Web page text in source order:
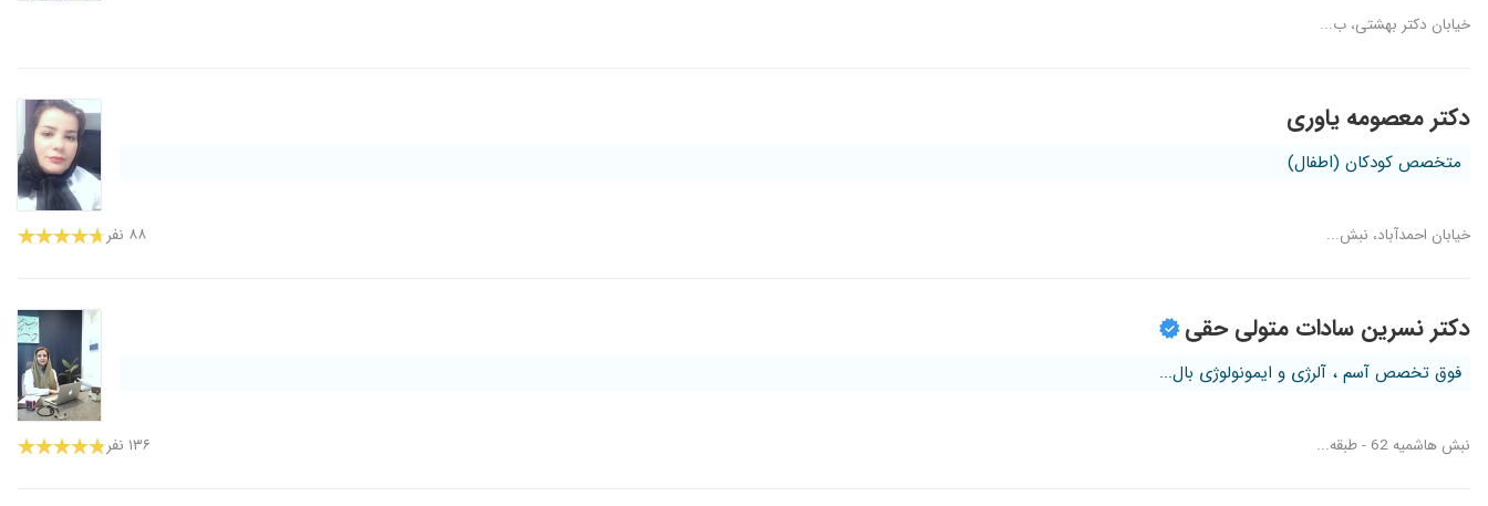
خیابان دکتر بهشتی، ب...
دکتر معصومه یاوری
متخصص کودکان (اطفال)
خیابان احمدآباد، نبش... ۸۸ نفر
دکتر نسرین سادات متولی حقی
فوق تخصص آسم ، آلرژی و ایمونولوژی بال...
نبش هاشمیه 62 - طبقه... ۱۳۶ نفر